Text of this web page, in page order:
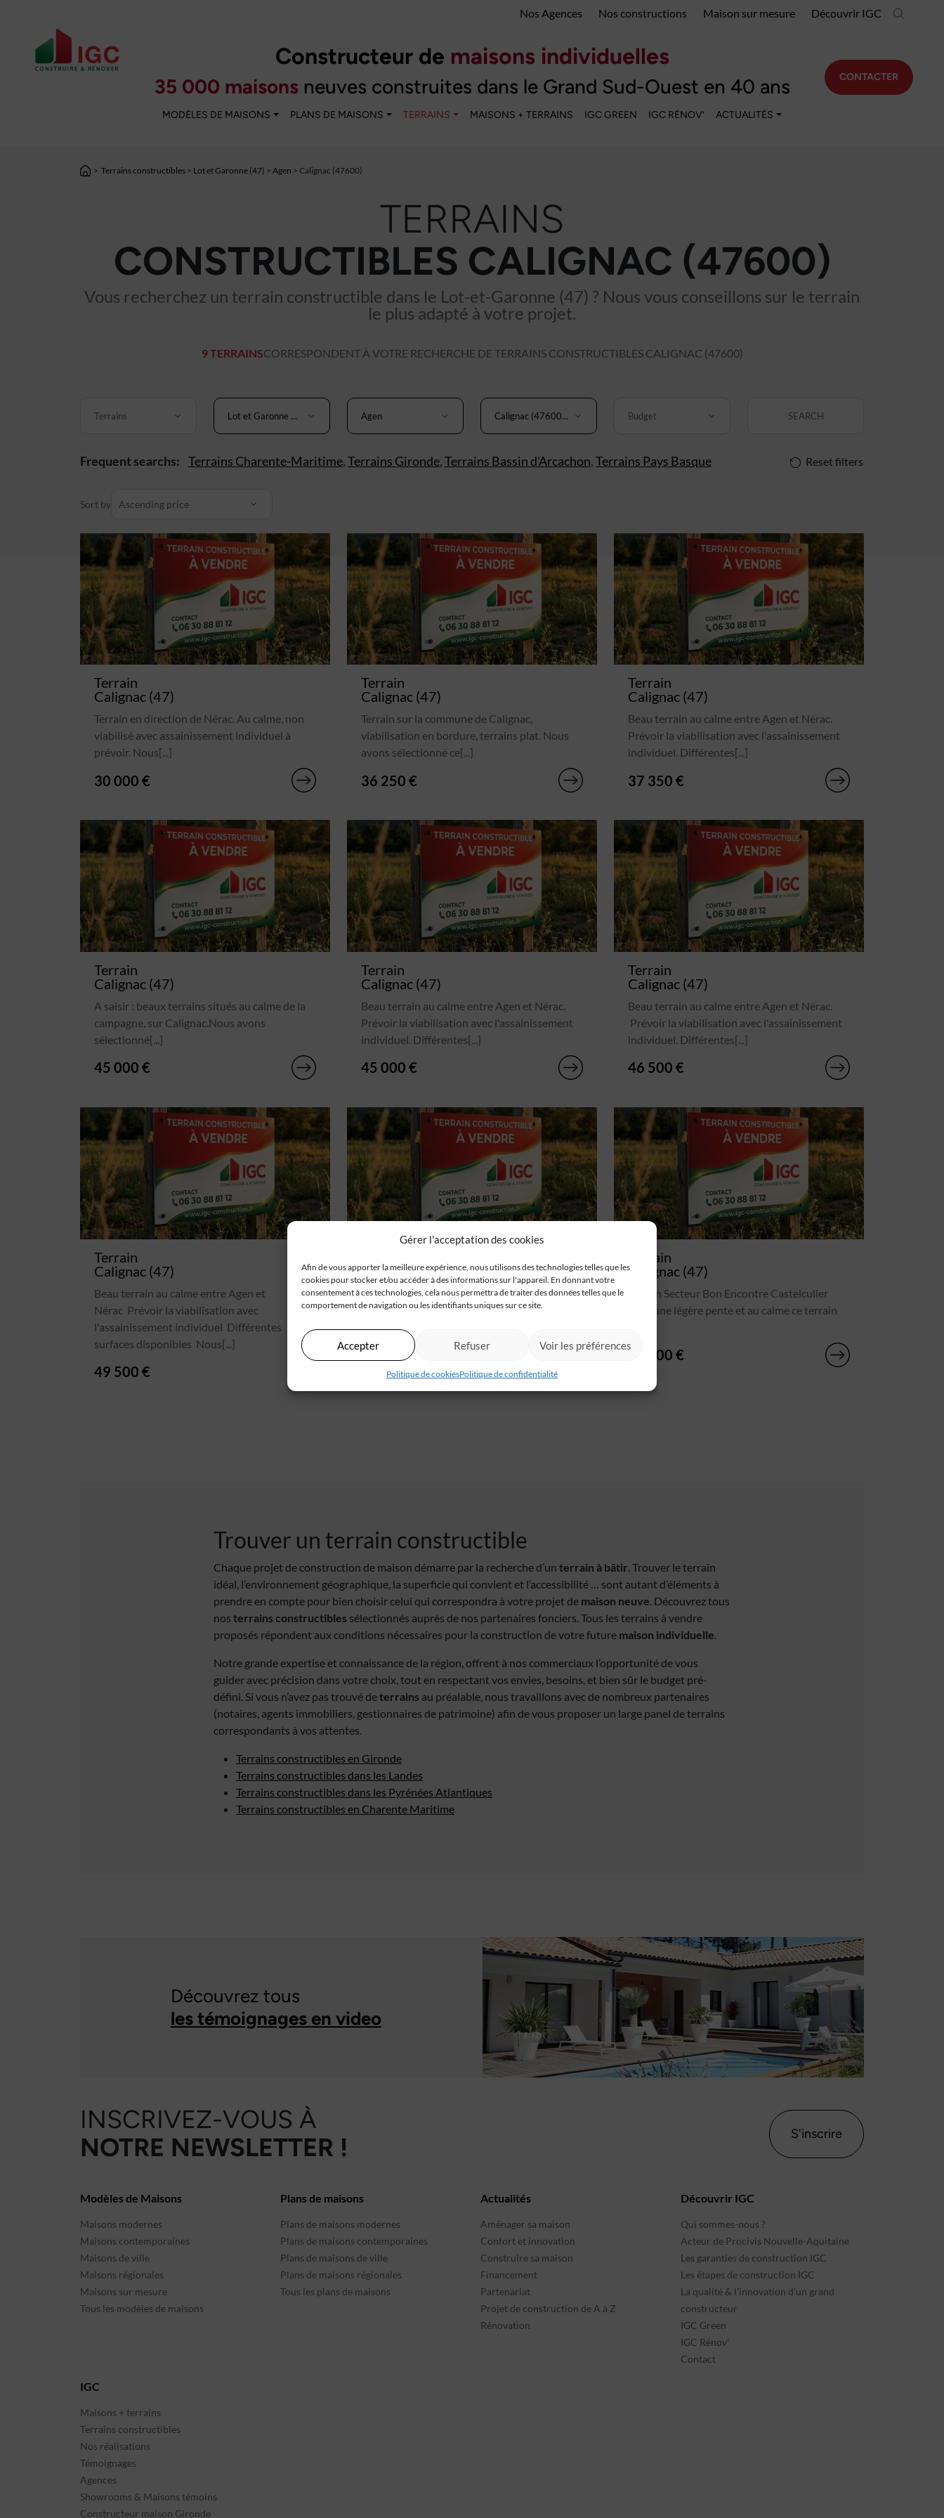
Gérer l'acceptation des cookies
Afin de vous apporter la meilleure expérience, nous utilisons des technologies telles que les
cookies pour stocker et/ou accéder à des informations sur l'appareil. En donnant votre
consentement à ces technologies, cela nous permettra de traiter des données telles que le
comportement de navigation ou les identifiants uniques sur ce site.
Accepter Refuser Voir les préférences
Politique de cookiesPolitique de confidentialité
Nos Agences Nos constructions Maison sur mesure Découvrir IGC
Constructeur de maisons individuelles
35 000 maisonsneuves construites dans le Grand Sud-Ouest en 40 ans
MODÈLES DE MAISONS PLANS DE MAISONS TERRAINS MAISONS + TERRAINS IGC GREEN IGC RÉNOV’ ACTUALITÉS
CONTACTER
> Terrains constructibles > Lot et Garonne (47) > Agen > Calignac (47600)
TERRAINS
CONSTRUCTIBLES CALIGNAC (47600)
Vous recherchez un terrain constructible dans le Lot-et-Garonne (47) ? Nous vous conseillons sur le terrain
le plus adapté à votre projet.
9 TERRAINSCORRESPONDENT À VOTRE RECHERCHE DE TERRAINS CONSTRUCTIBLES CALIGNAC (47600)
Terrains Lot et Garonne ... Agen Calignac (47600... Budget SEARCH
Frequent searchs: Terrains Charente-Maritime,Terrains Gironde,Terrains Bassin d'Arcachon,Terrains Pays Basque Reset filters
Sort by Ascending price
Terrain
Calignac (47)
Terrain en direction de Nérac. Au calme, non
viabilisé avec assainissement individuel à
prévoir. Nous[...]
30 000 €
Terrain
Calignac (47)
Terrain sur la commune de Calignac,
viabilisation en bordure, terrains plat. Nous
avons sélectionné ce[...]
36 250 €
Terrain
Calignac (47)
Beau terrain au calme entre Agen et Nérac.
Prévoir la viabilisation avec l'assainissement
individuel. Différentes[...]
37 350 €
Terrain
Calignac (47)
A saisir : beaux terrains situés au calme de la
campagne, sur Calignac.Nous avons
sélectionné[...]
45 000 €
Terrain
Calignac (47)
Beau terrain au calme entre Agen et Nérac.
Prévoir la viabilisation avec l'assainissement
individuel. Différentes[...]
45 000 €
Terrain
Calignac (47)
Beau terrain au calme entre Agen et Nérac.
Prévoir la viabilisation avec l'assainissement
individuel. Différentes[...]
46 500 €
Terrain
Calignac (47)
Beau terrain au calme entre Agen et
Nérac Prévoir la viabilisation avec
l'assainissement individuel Différentes
surfaces disponibles Nous[...]
49 500 €
Calignac (47)
Terrain de 2026m² exposé plein sud, dans un
endroit verdoyant et calme parfait pour y[...]
59 000 €
Terrain
Calignac (47)
Terrain Secteur Bon Encontre Castelculier
Avec une légère pente et au calme ce terrain
70 000 €
Trouver un terrain constructible
Chaque projet de construction de maison démarre par la recherche d’un terrain à bâtir . Trouver le terrain
idéal, l’environnement géographique, la superficie qui convient et l’accessibilité … sont autant d’éléments à
prendre en compte pour bien choisir celui qui correspondra à votre projet de maison neuve . Découvrez tous
nos terrains constructibles sélectionnés auprès de nos partenaires fonciers. Tous les terrains à vendre
proposés répondent aux conditions nécessaires pour la construction de votre future maison individuelle
Notre grande expertise et connaissance de la région, offrent à nos commerciaux l’opportunité de vous
guider avec précision dans votre choix, tout en respectant vos envies, besoins, et bien sûr le budget pré-
défini. Si vous n’avez pas trouvé deterrains au préalable, nous travaillons avec de nombreux partenaires
(notaires, agents immobiliers, gestionnaires de patrimoine) afin de vous proposer un large panel de terrains
correspondants à vos attentes.
Terrains constructibles en Gironde
Terrains constructibles dans les Landes
Terrains constructibles dans les Pyrénées Atlantiques
Terrains constructibles en Charente Maritime
Découvrez tous
les témoignages en video
INSCRIVEZ-VOUS À
NOTRE NEWSLETTER !
S'inscrire
Modèles de Maisons
Maisons modernes
Maisons contemporaines
Maisons de ville
Maisons régionales
Maisons sur mesure
Tous les modèles de maisons
Plans de maisons
Plans de maisons modernes
Plans de maisons contemporaines
Plans de maisons de ville
Plans de maisons régionales
Tous les plans de maisons
Actualités
Aménager sa maison
Confort et innovation
Construire sa maison
Financement
Partenariat
Projet de construction de A à Z
Rénovation
Découvrir IGC
Qui sommes-nous ?
Acteur de Procivis Nouvelle-Aquitaine
Les garanties de construction IGC
Les étapes de construction IGC
La qualité & l’innovation d’un grand
constructeur
IGC Green
IGC Rénov’
Contact
IGC
Maisons + terrains
Terrains constructibles
Nos réalisations
Témoignages
Agences
Showrooms & Maisons témoins
Constructeur maison Gironde